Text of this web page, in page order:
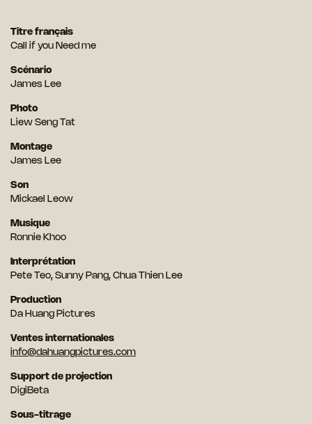
Titre français
Call if you Need me
Scénario
James Lee
Photo
Liew Seng Tat
Montage
James Lee
Son
Mickael Leow
Musique
Ronnie Khoo
Interprétation
Pete Teo, Sunny Pang, Chua Thien Lee
Production
Da Huang Pictures
Ventes internationales
info@dahuangpictures.com
Support de projection
DigiBeta
Sous-titrage